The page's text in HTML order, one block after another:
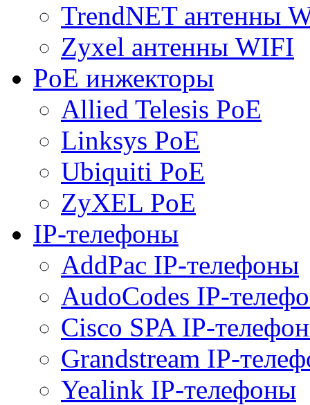
TrendNET антенны
Zyxel антенны WIFI
PoE инжекторы
Allied Telesis PoE
Linksys PoE
Ubiquiti PoE
ZyXEL PoE
IP-телефоны
AddPac IP-телефоны
AudoCodes IP-
Cisco SPA IP-
Grandstream IP-
Yealink IP-телефоны